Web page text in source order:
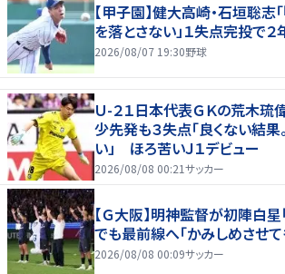
【甲子園】健大高崎・石垣聡志
を落とさない」１失点完投で２
2026/08/07 19:30野球
Ｕ-２１日本代表ＧＫの荒木琉
少先発も３失点「良くない結果
い」 ほろ苦いＪ１デビュー
2026/08/08 00:21サッカー
【Ｇ大阪】明神監督が初陣白星
でも最前線へ「かみしめさせて
2026/08/08 00:09サッカー